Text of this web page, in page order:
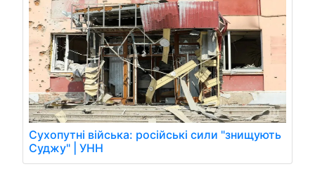
Сухопутні війська: російські сили "знищують
Суджу" | УНН